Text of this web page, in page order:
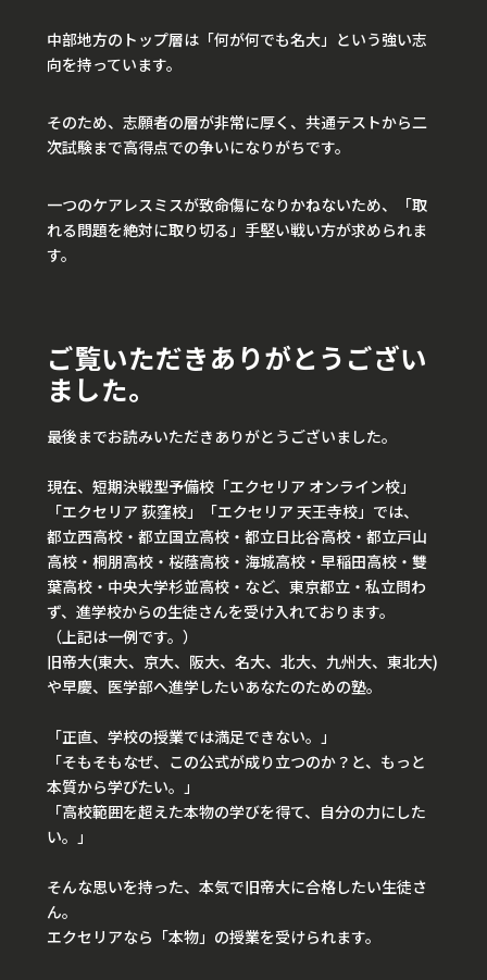
中部地方のトップ層は「何が何でも名大」という強い志
向を持っています。
そのため、志願者の層が非常に厚く、共通テストから二
次試験まで高得点での争いになりがちです。
一つのケアレスミスが致命傷になりかねないため、「取
れる問題を絶対に取り切る」手堅い戦い方が求められま
す。
ご覧いただきありがとうござい
ました。
最後までお読みいただきありがとうございました。
現在、短期決戦型予備校「エクセリア オンライン校」
「エクセリア 荻窪校」「エクセリア 天王寺校」では、
都立西高校・都立国立高校・都立日比谷高校・都立戸山
高校・桐朋高校・桜蔭高校・海城高校・早稲田高校・雙
葉高校・中央大学杉並高校・など、東京都立・私立問わ
ず、進学校からの生徒さんを受け入れております。
（上記は一例です。）
旧帝大(東大、京大、阪大、名大、北大、九州大、東北大)
や早慶、医学部へ進学したいあなたのための塾。
「正直、学校の授業では満足できない。」
「そもそもなぜ、この公式が成り立つのか？と、もっと
本質から学びたい。」
「高校範囲を超えた本物の学びを得て、自分の力にした
い。」
そんな思いを持った、本気で旧帝大に合格したい生徒さ
ん。
エクセリアなら「本物」の授業を受けられます。